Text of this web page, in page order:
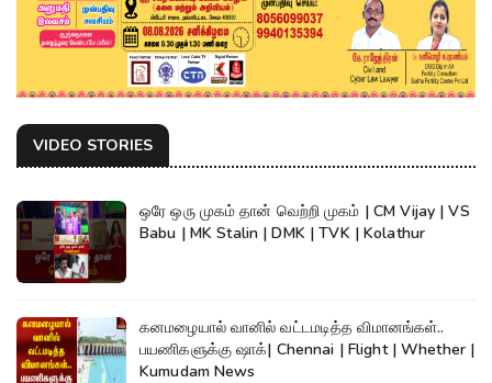
VIDEO STORIES
ஒரே ஒரு முகம் தான் வெற்றி முகம் | CM Vijay | VS
Babu | MK Stalin | DMK | TVK | Kolathur
கனமழையால் வானில் வட்டமடித்த விமானங்கள்..
பயணிகளுக்கு ஷாக்| Chennai | Flight | Whether |
Kumudam News